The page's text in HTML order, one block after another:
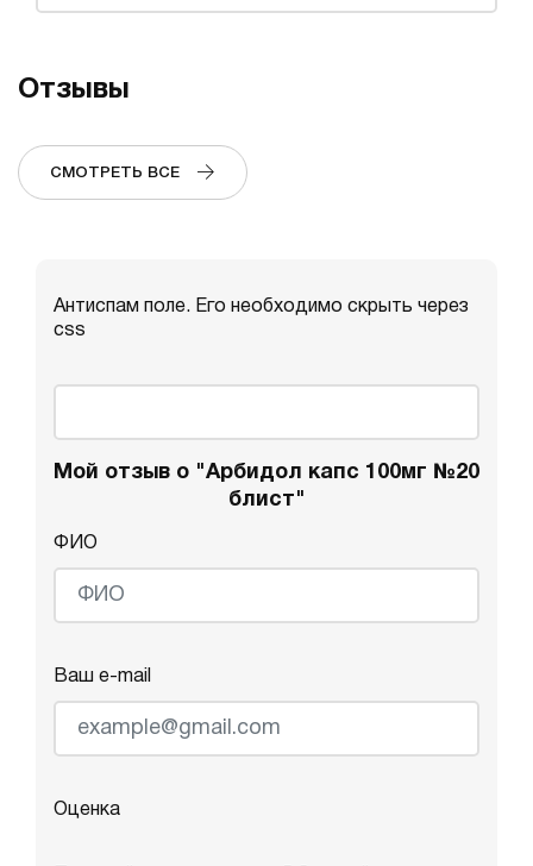
Отзывы
СМОТРЕТЬ ВСЕ
Антиспам поле. Его необходимо скрыть через
css
Мой отзыв о "Арбидол капс 100мг №20
блист"
ФИО
Ваш e-mail
Оценка